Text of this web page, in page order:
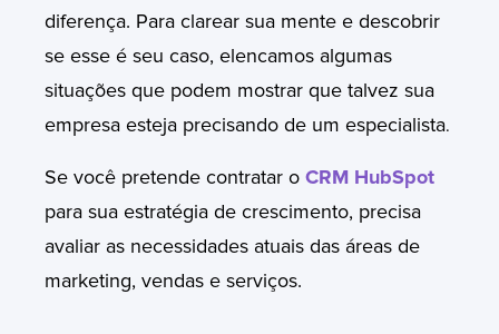
diferença. Para clarear sua mente e descobrir
se esse é seu caso, elencamos algumas
situações que podem mostrar que talvez sua
empresa esteja precisando de um especialista.
Se você pretende contratar o CRM HubSpot
para sua estratégia de crescimento, precisa
avaliar as necessidades atuais das áreas de
marketing, vendas e serviços.